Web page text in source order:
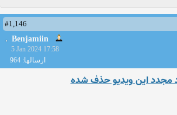
#1,146
Benjamiin
5 Jan 2024 17:58
ارسالها: 964
مجدد این ویدیو حذف شده